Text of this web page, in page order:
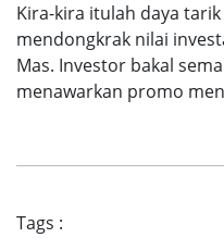
Kira-kira itulah daya
mendongkrak nilai
Mas. Investor bakal
menawarkan promo
Tags :